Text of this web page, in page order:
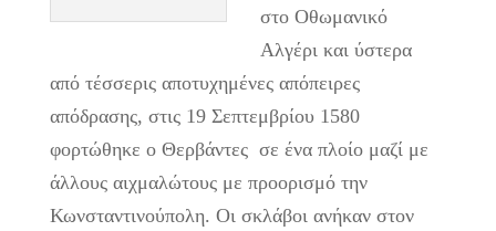
στο Οθωμανικό
Αλγέρι και ύστερα
από τέσσερις αποτυχημένες απόπειρες
απόδρασης, στις 19 Σεπτεμβρίου 1580
φορτώθηκε ο Θερβάντες σε ένα πλοίο μαζί με
άλλους αιχμαλώτους με προορισμό την
Κωνσταντινούπολη. Οι σκλάβοι ανήκαν στον